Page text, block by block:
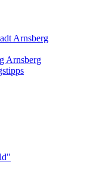
Arnsberg
Arnsberg